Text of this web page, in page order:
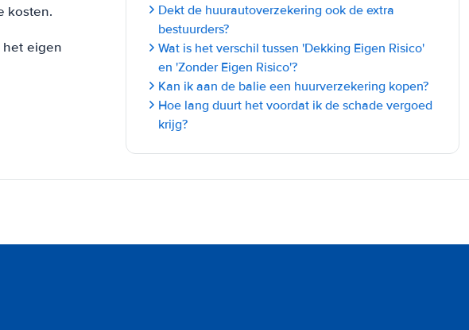
kosten.
eigen
Dekt de huurautoverzekering ook de extra
bestuurders?
Wat is het verschil tussen 'Dekking Eigen Risico'
en 'Zonder Eigen Risico'?
Kan ik aan de balie een huurverzekering kopen?
Hoe lang duurt het voordat ik de schade vergoed
krijg?